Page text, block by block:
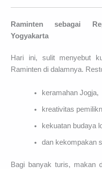
Raminten sebagai
Yogyakarta
Hari ini, sulit menyebut
Raminten di dalamnya.
keramahan Jogja,
kreativitas
kekuatan budaya
dan kekompakan
Bagi banyak turis, makan